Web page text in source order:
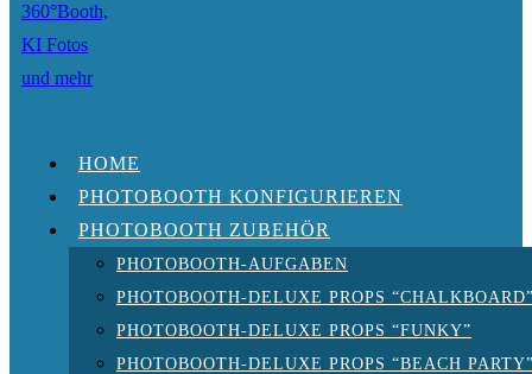
HOME
PHOTOBOOTH KONFIGURIEREN
PHOTOBOOTH ZUBEHÖR
PHOTOBOOTH-AUFGABEN
PHOTOBOOTH-DELUXE PROPS
PHOTOBOOTH-DELUXE PROPS “FUNKY”
PHOTOBOOTH-DELUXE PROPS “BEACH